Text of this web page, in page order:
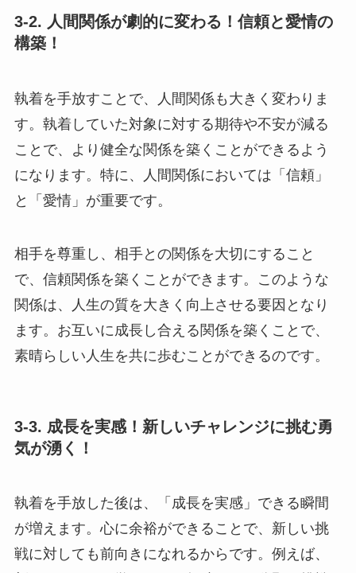
3-2. 人間関係が劇的に変わる！信頼と愛情の
構築！
執着を手放すことで、人間関係も大きく変わりま
す。執着していた対象に対する期待や不安が減る
ことで、より健全な関係を築くことができるよう
になります。特に、人間関係においては「信頼」
と「愛情」が重要です。
相手を尊重し、相手との関係を大切にすること
で、信頼関係を築くことができます。このような
関係は、人生の質を大きく向上させる要因となり
ます。お互いに成長し合える関係を築くことで、
素晴らしい人生を共に歩むことができるのです。
3-3. 成長を実感！新しいチャレンジに挑む勇
気が湧く！
執着を手放した後は、「成長を実感」できる瞬間
が増えます。心に余裕ができることで、新しい挑
戦に対しても前向きになれるからです。例えば、